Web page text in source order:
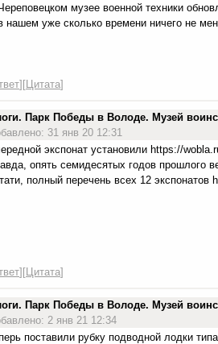
музее военной техники
нашем уже сколько времени ничего не
][Цитата]
Парк Победы в Володе. Музей
31 янв 20 12:31
экспонат установили https://
опять семидесятых годов прошлого
полный перечень всех 12
][Цитата]
Парк Победы в Володе. Музей
2 янв 21 12:34
поставили рубку подводной лодки